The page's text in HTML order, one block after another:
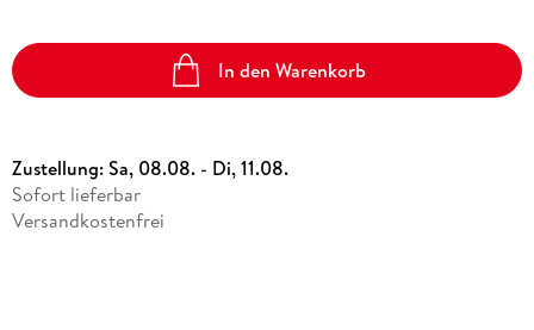
In den Warenkorb
Zustellung:Sa, 08.08. - Di, 11.08.
Sofort lieferbar
Versandkostenfrei